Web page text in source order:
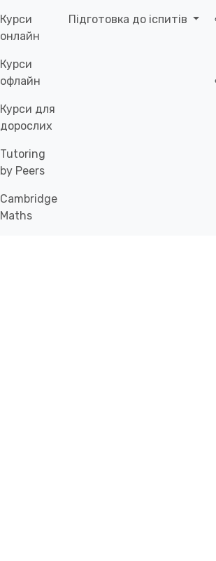
Курси
онлайн
Курси
офлайн
Курси для
дорослих
Tutoring
by Peers
Cambridge
Maths
Підготовка до іспитів